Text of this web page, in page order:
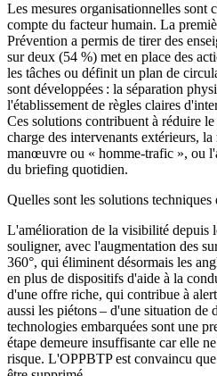
Les mesures organisationnelles sont
compte du facteur humain. La
Prévention a permis de tirer des
sur deux (54 %) met en place des
les tâches ou définit un plan de
sont développées : la séparation
l'établissement de règles claires
Ces solutions contribuent à réduire
charge des intervenants extérieurs,
manœuvre ou « homme-trafic », ou
du briefing quotidien.
Quelles sont les solutions
L'amélioration de la visibilité depuis
souligner, avec l'augmentation des
360°, qui éliminent désormais les
en plus de dispositifs d'aide à la
d'une offre riche, qui contribue à
aussi les piétons – d'une situation de
technologies embarquées sont une
étape demeure insuffisante car elle
risque. L'OPPBTP est convaincu